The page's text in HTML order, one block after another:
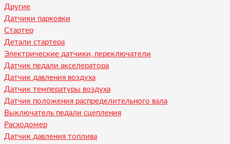
Другие
Датчики парковки
Стартер
Детали стартера
Электрические датчики, переключатели
Датчик педали акселератора
Датчик давления воздуха
Датчик температуры воздуха
Датчик положения распределительного вала
Выключатель педали сцепления
Расходомер
Датчик давления топлива